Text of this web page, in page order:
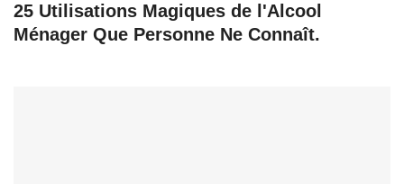
25 Utilisations Magiques de l'Alcool
Ménager Que Personne Ne Connaît.